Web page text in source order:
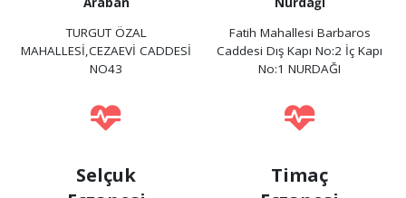
TURGUT ÖZAL
MAHALLESİ,CEZAEVİ CADDESİ
NO43
Fatih Mahallesi Barbaros
Caddesi Dış Kapı No:2 İç Kapı
No:1 NURDAĞI
Selçuk
Timaç